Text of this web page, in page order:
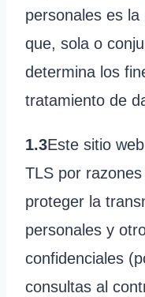
personales es
que, sola o
determina los
tratamiento de
1.3Este sitio
TLS por
proteger la
personales y
confidenciales
consultas al